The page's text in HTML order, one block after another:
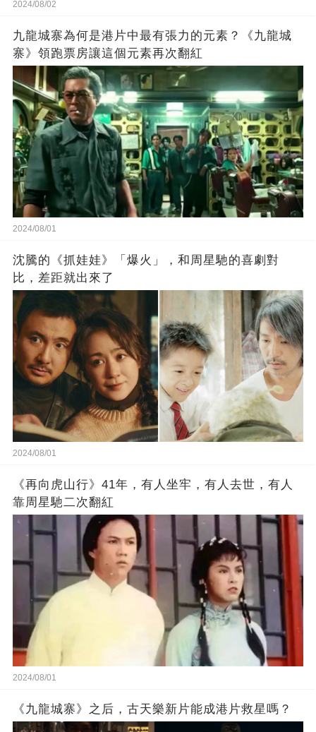
2024/08/02
九龍城寨為何是港片中最有張力的元素？《九龍城
寨》領跑票房讓這個元素再次翻紅
2024/08/01
沈騰的《抓娃娃》「爆火」，和周星馳的喜劇對
比，差距就出來了
2024/08/01
《再向虎山行》41年，有人坐牢，有人去世，有人
靠周星馳二次翻紅
2024/08/01
《九龍城寨》之后，古天樂新片能成港片救星嗎？